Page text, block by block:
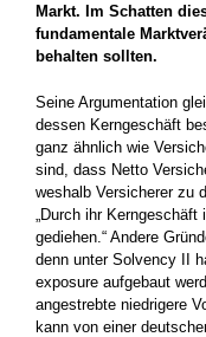
Markt. Im Schatten
fundamentale
behalten sollten.
Seine Argumentation
dessen Kerngeschäft
ganz ähnlich wie
sind, dass Netto
weshalb Versicherer zu
„Durch ihr
gediehen.“ Andere
denn unter Solvency II
exposure aufgebaut
angestrebte niedrigere
kann von einer